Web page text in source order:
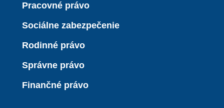
Pracovné právo
Sociálne zabezpečenie
Rodinné právo
Správne právo
Finančné právo